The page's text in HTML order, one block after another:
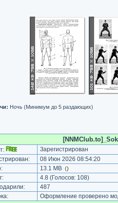
Ночь (Минимум до 5 раздающих)
Зарегистрирован
08 Июн 2026 08:54:20
13.1 MB ()
4.8 (Голосов: 108)
487
Оформление проверено